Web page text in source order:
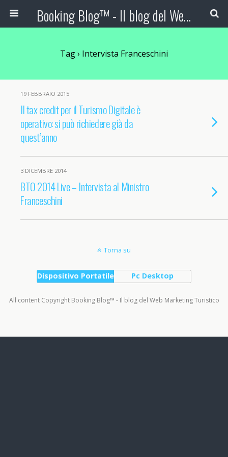
Booking Blog™ - Il blog del Web Marketing Turistico
Tag › Intervista Franceschini
19 FEBBRAIO 2015
Il tax credit per il Turismo Digitale è
operativo: si può richiedere già da
quest’anno
3 DICEMBRE 2014
BTO 2014 Live – Intervista al Ministro
Franceschini
Torna su
Dispositivo Portatile Pc Desktop
All content Copyright Booking Blog™ - Il blog del Web Marketing Turistico